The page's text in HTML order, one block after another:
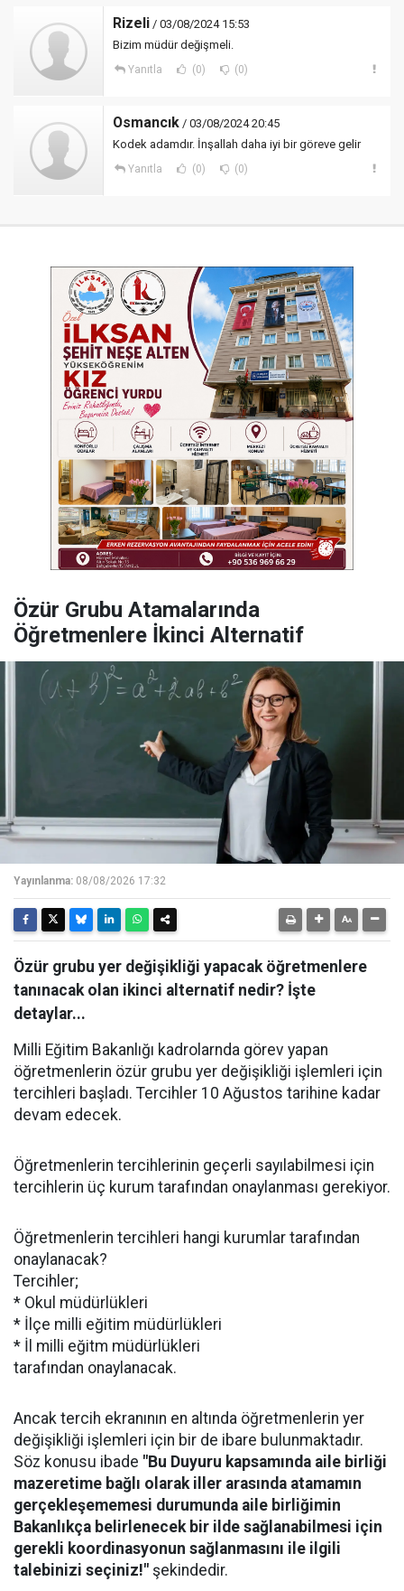
Rizeli / 03/08/2024 15:53
Bizim müdür değişmeli.
Yanıtla (0) (0)
Osmancık / 03/08/2024 20:45
Kodek adamdır. İnşallah daha iyi bir göreve gelir
Yanıtla (0) (0)
Özür Grubu Atamalarında
Öğretmenlere İkinci Alternatif
Yayınlanma: 08/08/2026 17:32
Özür grubu yer değişikliği yapacak öğretmenlere
tanınacak olan ikinci alternatif nedir? İşte
detaylar...
Milli Eğitim Bakanlığı kadrolarnda görev yapan
öğretmenlerin özür grubu yer değişikliği işlemleri için
tercihleri başladı. Tercihler 10 Ağustos tarihine kadar
devam edecek.
Öğretmenlerin tercihlerinin geçerli sayılabilmesi için
tercihlerin üç kurum tarafından onaylanması gerekiyor.
Öğretmenlerin tercihleri hangi kurumlar tarafından
onaylanacak?
Tercihler;
* Okul müdürlükleri
* İlçe milli eğitim müdürlükleri
* İl milli eğitm müdürlükleri
tarafından onaylanacak.
Ancak tercih ekranının en altında öğretmenlerin yer
değişikliği işlemleri için bir de ibare bulunmaktadır.
Söz konusu ibade "Bu Duyuru kapsamında aile birliği
mazeretime bağlı olarak iller arasında atamamın
gerçekleşememesi durumunda aile birliğimin
Bakanlıkça belirlenecek bir ilde sağlanabilmesi için
gerekli koordinasyonun sağlanmasını ile ilgili
talebinizi seçiniz!" şekindedir.